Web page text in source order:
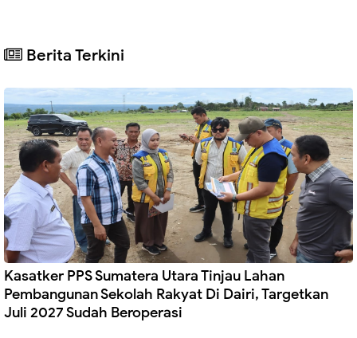
Berita Terkini
Kasatker PPS Sumatera Utara Tinjau Lahan
Pembangunan Sekolah Rakyat Di Dairi, Targetkan
Juli 2027 Sudah Beroperasi